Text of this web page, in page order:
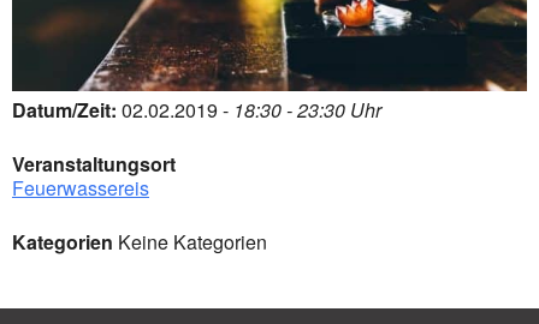
Datum/Zeit: 02.02.2019 - 18:30 - 23:30 Uhr
Veranstaltungsort
Feuerwassereis
Kategorien Keine Kategorien